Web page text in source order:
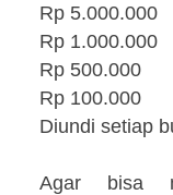
Rp 5.000.000
Rp 1.000.000
Rp 500.000
Rp 100.000
Diundi setiap
Agar bisa